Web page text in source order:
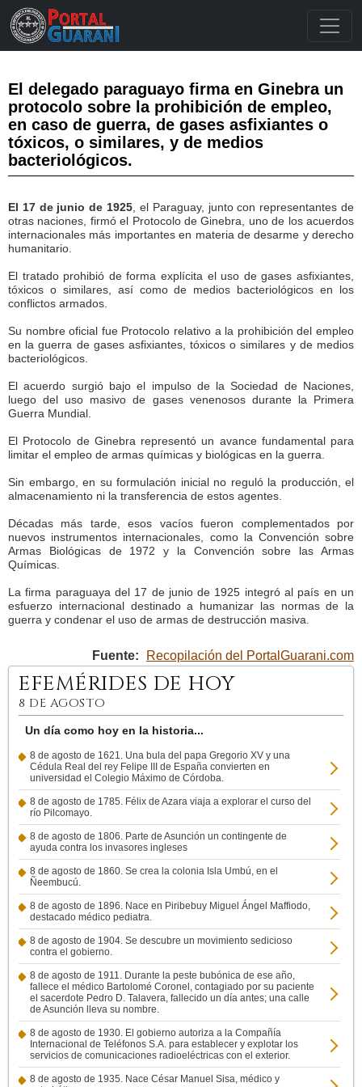
EFEMÉRIDES DE HOY
8 DE AGOSTO
Un día como hoy en la historia...
8 de agosto de 1621. Una bula del papa Gregorio XV y una
Cédula Real del rey Felipe III de España convierten en
universidad el Colegio Máximo de Córdoba.
8 de agosto de 1785. Félix de Azara viaja a explorar el curso del
río Pilcomayo.
8 de agosto de 1806. Parte de Asunción un contingente de
ayuda contra los invasores ingleses
8 de agosto de 1860. Se crea la colonia Isla Umbú, en el
Ñeembucú.
8 de agosto de 1896. Nace en Piribebuy Miguel Ángel Maffiodo,
destacado médico pediatra.
8 de agosto de 1904. Se descubre un movimiento sedicioso
contra el gobierno.
8 de agosto de 1911. Durante la peste bubónica de ese año,
fallece el médico Bartolomé Coronel, contagiado por su paciente
el sacerdote Pedro D. Talavera, fallecido un día antes; una calle
de Asunción lleva su nombre.
8 de agosto de 1930. El gobierno autoriza a la Compañía
Internacional de Teléfonos S.A. para establecer y explotar los
servicios de comunicaciones radioeléctricas con el exterior.
8 de agosto de 1935. Nace César Manuel Sisa, médico y
El delegado paraguayo firma en Ginebra un
protocolo sobre la prohibición de empleo,
en caso de guerra, de gases asfixiantes o
tóxicos, o similares, y de medios
bacteriológicos.
El 17 de junio de 1925 , el Paraguay, junto con representantes de
otras naciones, firmó el Protocolo de Ginebra, uno de los acuerdos
internacionales más importantes en materia de desarme y derecho
humanitario.
El tratado prohibió de forma explícita el uso de gases asfixiantes,
tóxicos o similares, así como de medios bacteriológicos en los
conflictos armados.
Su nombre oficial fue Protocolo relativo a la prohibición del empleo
en la guerra de gases asfixiantes, tóxicos o similares y de medios
bacteriológicos.
El acuerdo surgió bajo el impulso de la Sociedad de Naciones,
luego del uso masivo de gases venenosos durante la Primera
Guerra Mundial.
El Protocolo de Ginebra representó un avance fundamental para
limitar el empleo de armas químicas y biológicas en la guerra.
Sin embargo, en su formulación inicial no reguló la producción, el
almacenamiento ni la transferencia de estos agentes.
Décadas más tarde, esos vacíos fueron complementados por
nuevos instrumentos internacionales, como la Convención sobre
Armas Biológicas de 1972 y la Convención sobre las Armas
Químicas.
La firma paraguaya del 17 de junio de 1925 integró al país en un
esfuerzo internacional destinado a humanizar las normas de la
guerra y condenar el uso de armas de destrucción masiva.
Fuente: Recopilación del PortalGuarani.com